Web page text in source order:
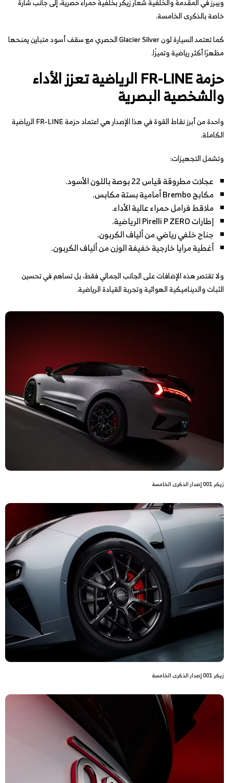
خاصة بالذكرى الخامسة.
كما تعتمد السيارة لون Glacier Silver الحصري مع سقف أسود متباين يمنحها
مظهرًا أكثر رياضية وتميزًا.
حزمة FR-LINE الرياضية تعزز الأداء
والشخصية البصرية
واحدة من أبرز نقاط القوة في هذا الإصدار هي اعتماد حزمة FR-LINE الرياضية
الكاملة.
وتشمل التجهيزات:
عجلات مطروقة قياس 22 بوصة باللون الأسود.
مكابح Brembo أمامية بستة مكابس.
ملاقط فرامل حمراء عالية الأداء.
إطارات Pirelli P ZERO الرياضية.
جناح خلفي رياضي من ألياف الكربون.
أغطية مرايا خارجية خفيفة الوزن من ألياف الكربون.
ولا تقتصر هذه الإضافات على الجانب الجمالي فقط، بل تساهم في تحسين
الثبات والديناميكية الهوائية وتجربة القيادة الرياضية.
زيكر 001 إصدار الذكرى الخامسة
زيكر 001 إصدار الذكرى الخامسة